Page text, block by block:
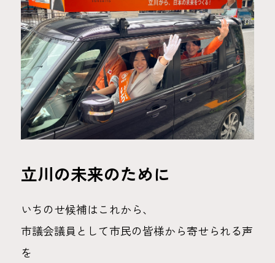
立川の未来のために
いちのせ候補はこれから、
市議会議員として市民の皆様から寄せられる声
を